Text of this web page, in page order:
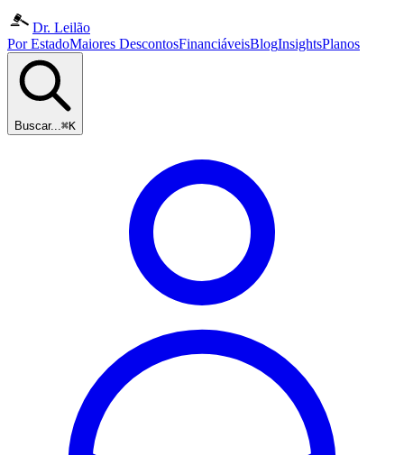
Dr. Leilão
Por EstadoMaiores DescontosFinanciáveisBlogInsightsPlanos
Buscar...⌘K